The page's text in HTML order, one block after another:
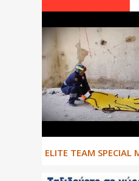
ΕLITE TEAM SPECIAL